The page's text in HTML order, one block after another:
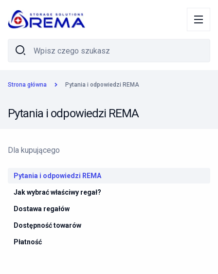
Strona główna Pytania i odpowiedzi REMA
Pytania i odpowiedzi REMA
Dla kupującego
Pytania i odpowiedzi REMA
Jak wybrać właściwy regał?
Dostawa regałów
Dostępność towarów
Płatność